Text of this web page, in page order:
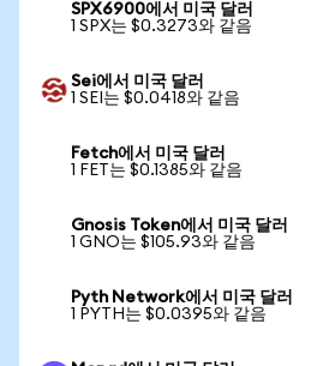
SPX6900에서 미국 달러
1 SPX는 $0.3273와 같음
Sei에서 미국 달러
1 SEI는 $0.0418와 같음
Fetch에서 미국 달러
1 FET는 $0.1385와 같음
Gnosis Token에서 미국 달러
1 GNO는 $105.93와 같음
Pyth Network에서 미국 달러
1 PYTH는 $0.0395와 같음